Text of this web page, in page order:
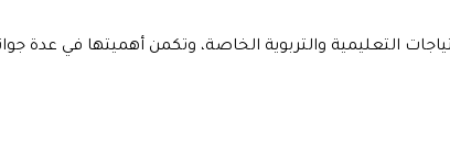
التعليمية والتربوية الخاصة، وتكمن أهميتها في عدة